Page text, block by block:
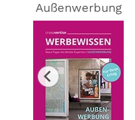
Außenwerbung